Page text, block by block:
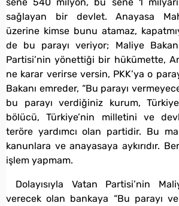
sağlayan bir devlet. Anayasa
üzerine kimse bunu atamaz,
de bu parayı veriyor; Maliye
Partisi’nin yönettiği bir hükümette,
ne karar verirse versin, PKK’ya o
Bakanı emreder, “Bu parayı
bu parayı verdiğiniz kurum,
bölücü, Türkiye’nin milletini ve
teröre yardımcı olan partidir. Bu
kanunlara ve anayasaya aykırıdır.
işlem yapmam.
Dolayısıyla Vatan Partisi’nin
verecek olan bankaya “Bu parayı